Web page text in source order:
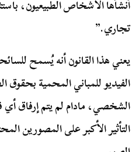
أنشأها الأشخاص الطبيعيون،
تجاري.”
يعني هذا القانون أنه يُسمح
الفيديو للمباني المحمية بحقوق
الشخصي، مادام لم يتم إرفاق أي
التأثير الأكبر على المصورين